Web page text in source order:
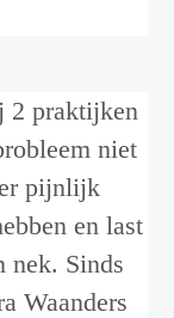
2 praktijken
niet
pijnlijk
en last
nek. Sinds
Waanders